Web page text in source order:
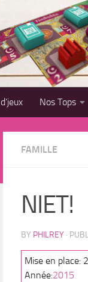
Nos Tops
FAMILLE
NIET!
BY PHILREY ·
Mise en place:
Année:2015